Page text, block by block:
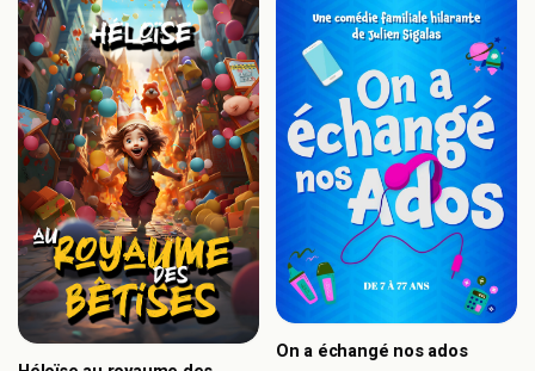
On a échangé nos ados